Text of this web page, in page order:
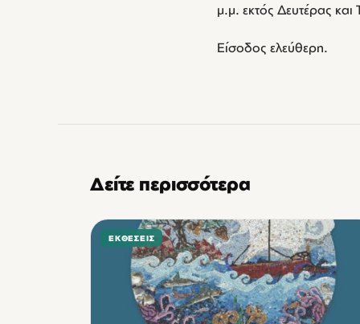
μ.μ. εκτός Δευτέρας
Είσοδος ελεύθερη.
Δείτε περισσότερα
ΕΚΘΈΣΕΙΣ